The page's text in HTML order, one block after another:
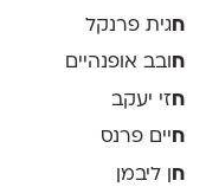
ח גית פרנקל
חובב אופנהיים
חזי יעקב
חיים פרנס
ח
ן ליבמן